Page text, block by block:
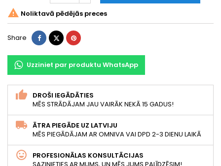
 Noliktavā pēdējās preces
Share ShareTweetPinterest
Uzziniet par produktu WhatsApp
DROŠI IEGĀDĀTIES
MĒS STRĀDĀJAM JAU VAIRĀK NEKĀ 15 GADUS!
ĀTRA PIEGĀDE UZ LATVIJU
MĒS PIEGĀDĀJAM AR OMNIVA VAI DPD 2-3 DIENU LAIKĀ
PROFESIONĀLAS KONSULTĀCIJAS